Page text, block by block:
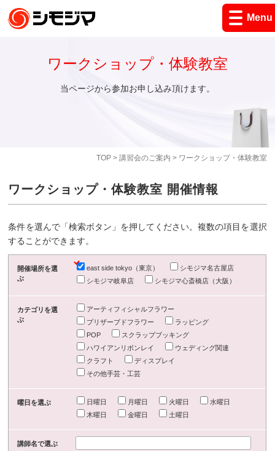
Menu
TOP> 講習会のご案内 > ワークショップ・体験教室
ワークショップ・体験教室
当ページから参加お申し込み頂けます。
ワークショップ・体験教室 開催情報
条件を選んで「検索ボタン」を押してください。複数の項目を選択
することができます。
開催場所を選
ぶ
east side tokyo（東京）
シモジマ名古屋店
シモジマ岐阜店
シモジマ心斎橋店（大阪）
カテゴリを選
ぶ
アーティフィシャルフラワー
プリザーブドフラワー
ラッピング
POP
スクラップブッキング
ハワイアンリボンレイ
ウェディング関連
クラフト
ディスプレイ
その他手芸・工芸
曜日を選ぶ 日曜日 月曜日 火曜日
水曜日
木曜日
金曜日 土曜日
講師名で選ぶ